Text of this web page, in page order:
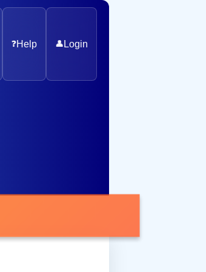
❓Help 👤 Login